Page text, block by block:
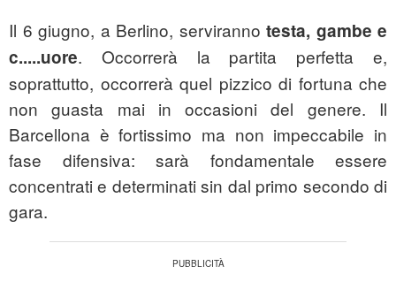
Il 6 giugno, a Berlino, serviranno testa, gambe e
c.....uore. Occorrerà la partita perfetta e,
soprattutto, occorrerà quel pizzico di fortuna che
non guasta mai in occasioni del genere. Il
Barcellona è fortissimo ma non impeccabile in
fase difensiva: sarà fondamentale essere
concentrati e determinati sin dal primo secondo di
gara.